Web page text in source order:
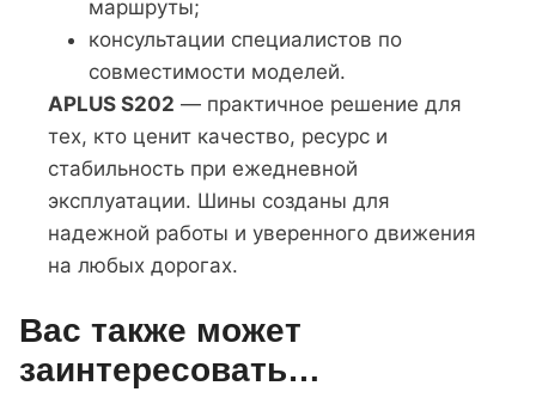
маршруты;
консультации специалистов по
совместимости моделей.
APLUS S202 — практичное решение для
тех, кто ценит качество, ресурс и
стабильность при ежедневной
эксплуатации. Шины созданы для
надежной работы и уверенного движения
на любых дорогах.
Вас также может
заинтересовать…